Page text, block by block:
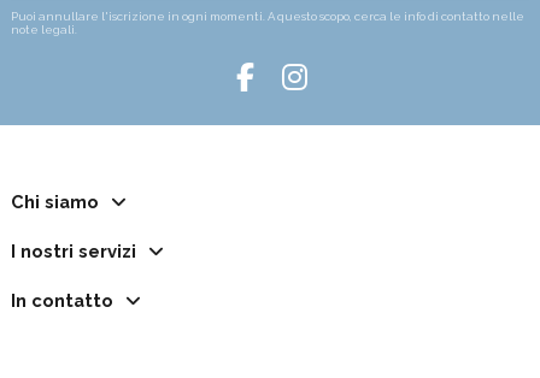
Puoi annullare l'iscrizione in ogni momenti. A questo scopo, cerca le info di contatto nelle
note legali.
Chi siamo
I nostri servizi
In contatto